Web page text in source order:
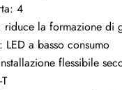
4
riduce la formazione
a basso consumo
flessibile